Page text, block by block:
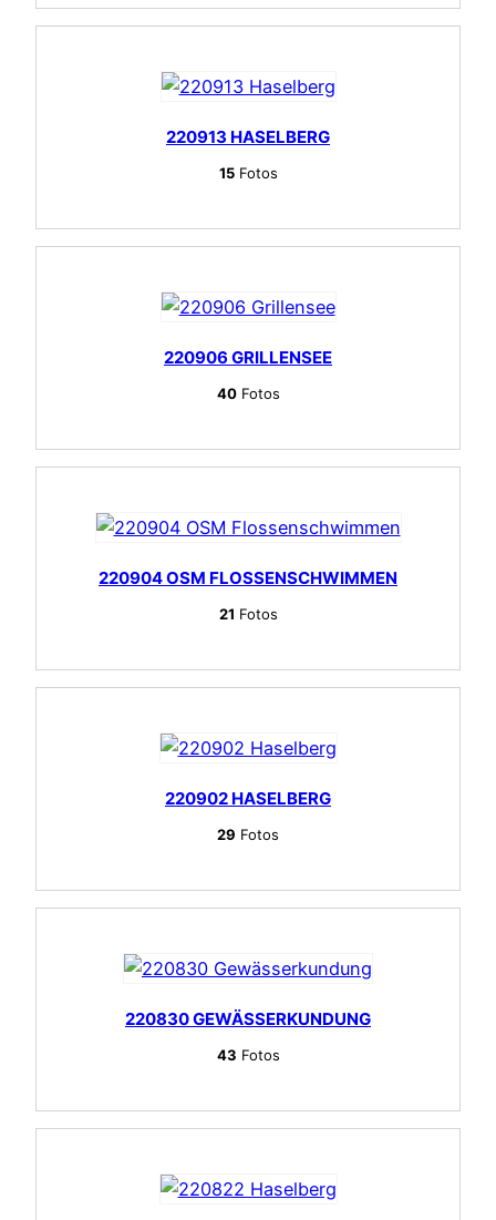
220913 HASELBERG
15Fotos
220906 GRILLENSEE
40Fotos
220904 OSM FLOSSENSCHWIMMEN
21 Fotos
220902 HASELBERG
29 Fotos
220830 GEWÄSSERKUNDUNG
43 Fotos